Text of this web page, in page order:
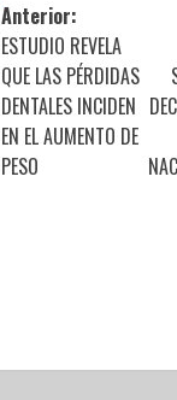
Anterior:
ESTUDIO REVELA
QUE LAS PÉRDIDAS
DENTALES INCIDEN
EN EL AUMENTO DE
PESO